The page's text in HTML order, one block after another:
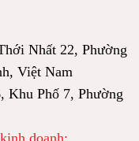
Nhất 22, Phường
Việt Nam
Khu Phố 7, Phường
doanh: